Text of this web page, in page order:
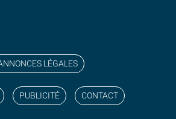
LÉGALES
PUBLICITÉ CONTACT